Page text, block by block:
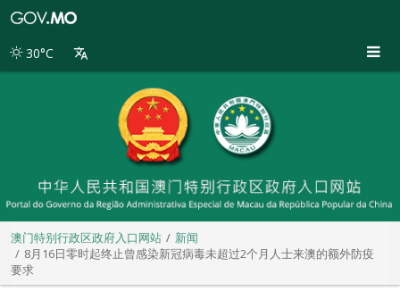
别
30°C
澳门特别行政区政府入口网站
新闻
8月16日零时起终止曾感染新冠病毒未超过2个月人士来澳的额外防疫
要求